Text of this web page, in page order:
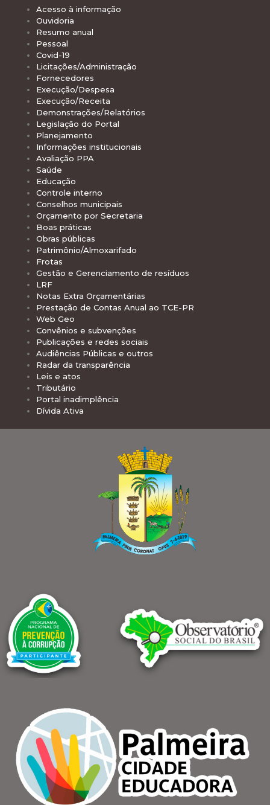
Acesso à informação
Ouvidoria
Resumo anual
Pessoal
Covid-19
Licitações/Administração
Fornecedores
Execução/Despesa
Execução/Receita
Demonstrações/Relatórios
Legislação do Portal
Planejamento
Informações institucionais
Avaliação PPA
Saúde
Educação
Controle interno
Conselhos municipais
Orçamento por Secretaria
Boas práticas
Obras públicas
Patrimônio/Almoxarifado
Frotas
Gestão e Gerenciamento de resíduos
LRF
Notas Extra Orçamentárias
Prestação de Contas Anual ao TCE-PR
Web Geo
Convênios e subvenções
Publicações e redes sociais
Audiências Públicas e outros
Radar da transparência
Leis e atos
Tributário
Portal inadimplência
Dívida Ativa